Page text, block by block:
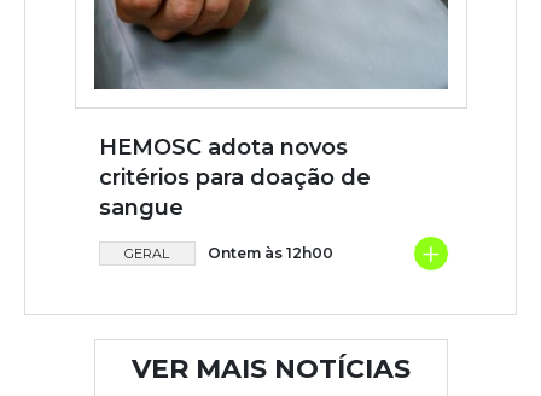
HEMOSC adota novos
critérios para doação de
sangue
GERAL Ontem às 12h00 +
VER MAIS NOTÍCIAS